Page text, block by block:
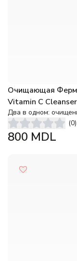
Очищающая
Vitamin C Cleanser
Два в одном:
(0)
800 MDL